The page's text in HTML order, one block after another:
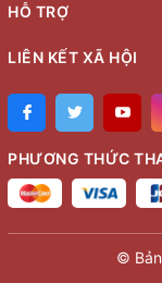
HỖ TRỢ
LIÊN KẾT XÃ HỘI
PHƯƠNG THỨC
©